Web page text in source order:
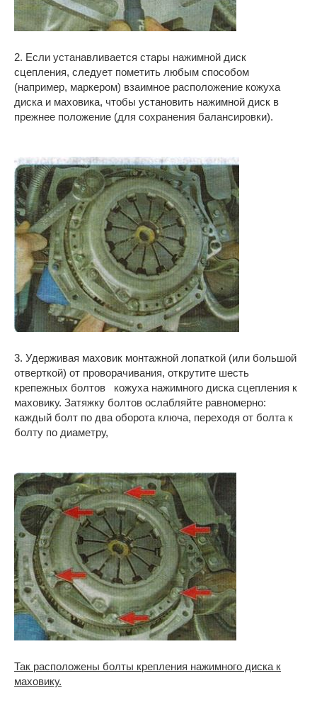
2. Если устанавливается стары нажимной диск
сцепления, следует пометить любым способом
(например, маркером) взаимное расположение кожуха
диска и маховика, чтобы установить нажимной диск в
прежнее положение (для сохранения балансировки).
3. Удерживая маховик монтажной лопаткой (или большой
отверткой) от проворачивания, открутите шесть
крепежных болтов кожуха нажимного диска сцепления к
маховику. Затяжку болтов ослабляйте равномерно:
каждый болт по два оборота ключа, переходя от болта к
болту по диаметру,
Так расположены болты крепления нажимного диска к
маховику.